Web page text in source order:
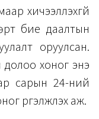
хичээллэхгүй
бие даалтын
оруулсан.
хоног энэ
сарын 24-ний
үргэлжлэх аж.